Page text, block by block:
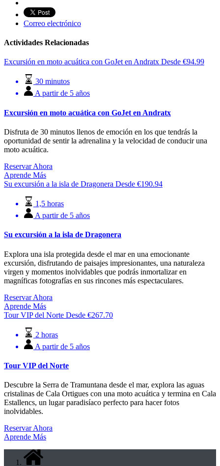
Correo electrónico
Actividades Relacionadas
Excursión en moto acuática con GoJet en Andratx Desde €94.99
30 minutos
A partir de 5 años
Excursión en moto acuática con GoJet en Andratx
Disfruta de 30 minutos llenos de emoción en los que tendrás la
oportunidad de sentir la adrenalina y la velocidad de conducir una
moto acuática.
Reservar Ahora
Aprende Más
Su excursión a la isla de Dragonera Desde €190.94
1,5 horas
A partir de 5 años
Su excursión a la isla de Dragonera
Explora una isla protegida desde el mar en una emocionante
excursión, disfrutando de paisajes impresionantes, una naturaleza
virgen y momentos inolvidables que podrás inmortalizar en
magníficas fotografías en sus rincones más espectaculares.
Reservar Ahora
Aprende Más
Tour VIP del Norte Desde €267.70
2 horas
A partir de 5 años
Tour VIP del Norte
Descubre la Serra de Tramuntana desde el mar, explora las aguas
cristalinas de Cala Ortigues con una moto acuática y termina en Cala
Estallencs, un lugar paradisíaco perfecto para hacer fotos
inolvidables.
Reservar Ahora
Aprende Más